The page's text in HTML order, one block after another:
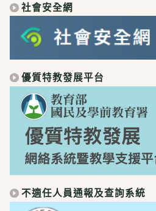
社會安全網
優質特教發展平台
不適任人員通報及查詢系統